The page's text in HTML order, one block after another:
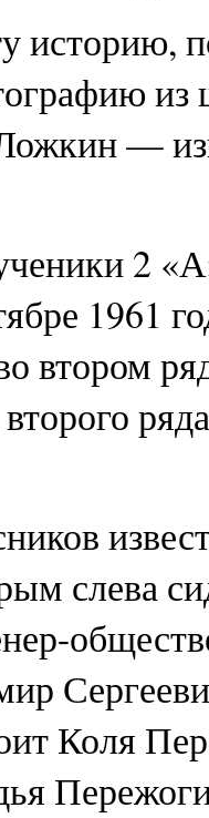
историю,
—
2
1961
втором
слева
Коля